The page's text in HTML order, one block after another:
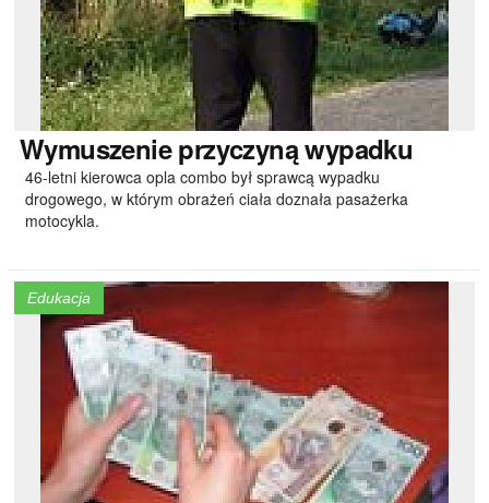
Wymuszenieprzyczyną wypadku
46-letni kierowca opla combo był sprawcą wypadku
drogowego, w którym obrażeń ciała doznała pasażerka
motocykla.
Edukacja